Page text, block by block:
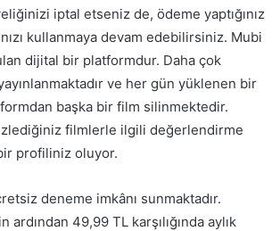
iptal etseniz de, ödeme yaptığınız
kullanmaya devam edebilirsiniz. Mubi
dijital bir platformdur. Daha çok
ve her gün yüklenen bir
başka bir film silinmektedir.
filmlerle ilgili değerlendirme
profiliniz oluyor.
deneme imkânı sunmaktadır.
ardından 49,99 TL karşılığında aylık